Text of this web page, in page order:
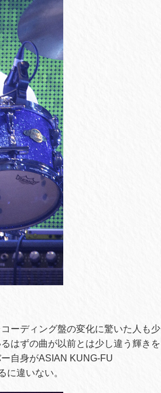
ーディング盤の変化に驚いた人も少
はずの曲が以前とは少し違う輝きを
自身がASIAN KUNG-FU
に違いない。